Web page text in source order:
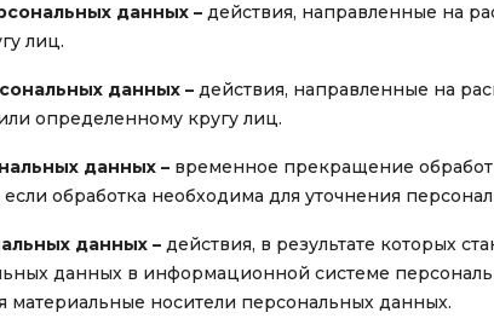
данных – действия, направленные на
лиц.
данных – действия, направленные на
определенному кругу лиц.
данных – временное прекращение
обработка необходима для уточнения
данных – действия, в результате которых
данных в информационной системе
материальные носители персональных данных.